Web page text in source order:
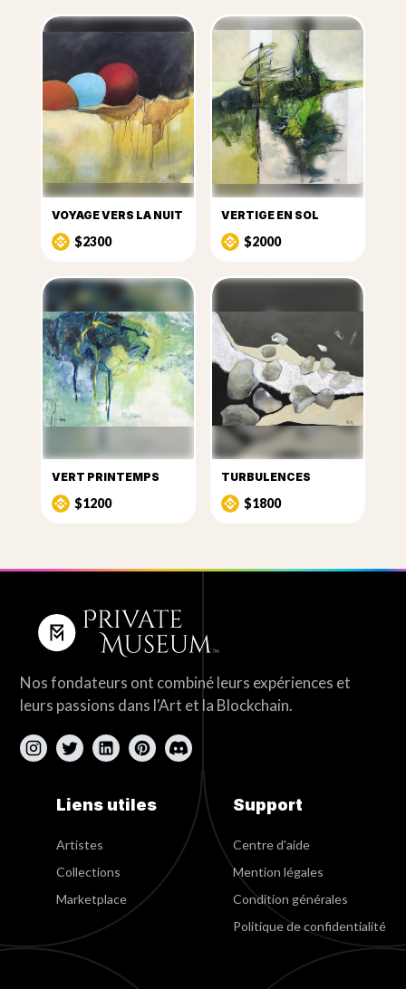
VOYAGE VERS LA NUIT
$2300
VERTIGE EN SOL
$2000
VERT PRINTEMPS
$1200
TURBULENCES
$1800
Nos fondateurs ont combiné leurs expériences et
leurs passions dans l'Art et la Blockchain.
Liens utiles
Artistes
Collections
Marketplace
Support
Centre d'aide
Mention légales
Condition générales
Politique de confidentialité